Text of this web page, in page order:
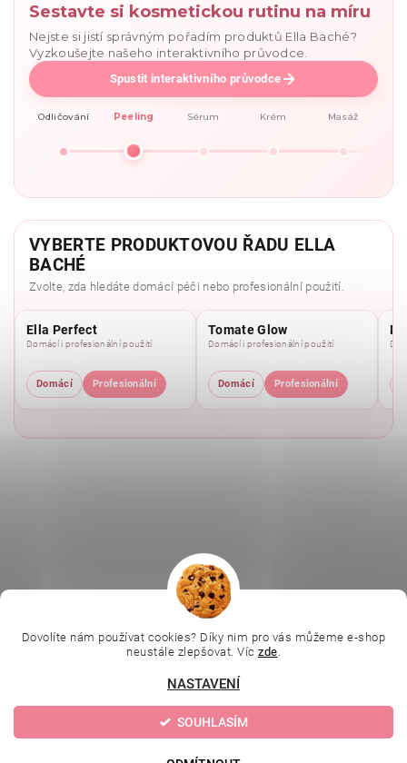
Sestavte si kosmetickou rutinu na míru
Nejste si jistí správným pořadím produktů Ella Baché?
Vyzkoušejte našeho interaktivního průvodce.
Spustit interaktivního průvodce
Odličování Peeling Sérum Krém Masáž
VYBERTE PRODUKTOVOU ŘADU ELLA
BACHÉ
Zvolte, zda hledáte domácí péči nebo profesionální použití.
Ella Perfect
Domácí i profesionální použití
Domácí Profesionální
Tomate Glow
Domácí i profesionální použití
Domácí Profesionální
L.C.P. Paris |
Online kosmetické kurzy | Kozmetickyobchod.sk
cookies
Vytvořil Shoptet
Dovolíte nám používat cookies? Díky nim pro vás můžeme e-shop
neustále zlepšovat. Víc zde.
NASTAVENÍ
SOUHLASÍM